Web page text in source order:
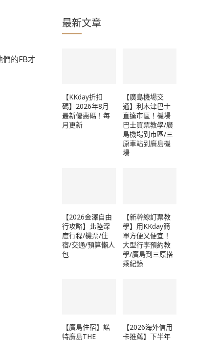
的FB才
最新文章
【KKday折扣
碼】2026年8月
最新優惠碼！每
月更新
【廣島機場交
通】利木津巴士
直達市區！機場
巴士買票教學/廣
島機場到市區/三
原車站到廣島機
場
【2026金澤自由
行攻略】北陸深
度行程/機票/住
宿/交通/預算懶人
包
【新幹線訂票教
學】用KKday簡
單方便又便宜！
大型行李預約教
學/廣島到三原搭
乘紀錄
【廣島住宿】諾
特廣島THE
【2026海外信用
卡推薦】下半年